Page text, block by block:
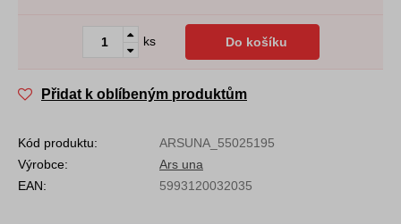
ks Do košíku
Přidat k oblíbeným produktům
Kód produktu:
ARSUNA_55025195
Výrobce:
Ars una
EAN:
5993120032035